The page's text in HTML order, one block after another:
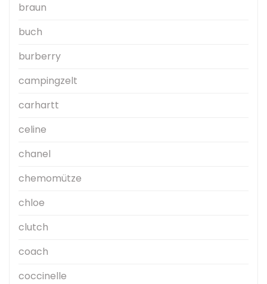
braun
buch
burberry
campingzelt
carhartt
celine
chanel
chemomütze
chloe
clutch
coach
coccinelle